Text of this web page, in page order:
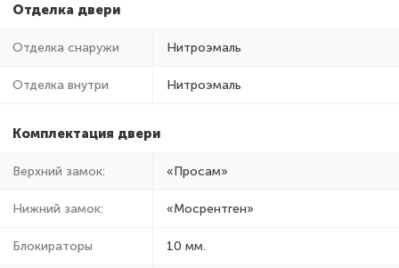
Отделка двери
Отделка снаружи Нитроэмаль
Отделка внутри Нитроэмаль
Комплектация двери
Верхний замок: «Просам»
Нижний замок: «Мосрентген»
Блокираторы 10 мм.